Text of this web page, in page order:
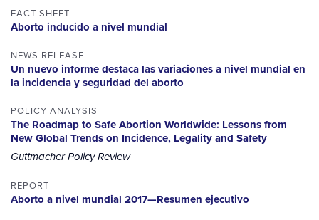
FACT SHEET
Aborto inducido a nivel mundial
NEWS RELEASE
Un nuevo informe destaca las variaciones a nivel mundial en
la incidencia y seguridad del aborto
POLICY ANALYSIS
The Roadmap to Safe Abortion Worldwide: Lessons from
New Global Trends on Incidence, Legality and Safety
Guttmacher Policy Review
REPORT
Aborto a nivel mundial 2017—Resumen ejecutivo